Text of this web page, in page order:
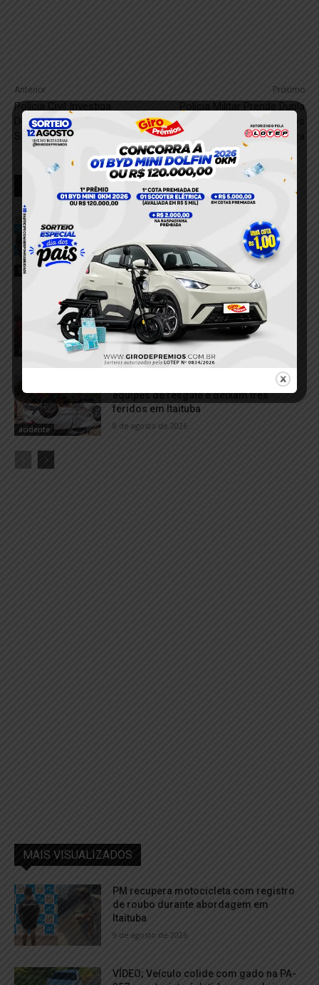
Anterior
Polícia Civil Investiga
Denúncia de Estupro em
Santarém
Próximo
Polícia Militar Prende Dupla
Suspeita de Vários Assaltos
em Itaituba
RELACIONADOS
Itaituba
PM recupera motocicleta com registro
de roubo durante abordagem em
Itaituba
9 de agosto de 2026
Dupla é presa suspeita de envolvimento
com venda de drogas no bairro
Floresta, em Itaituba
9 de agosto de 2026
acidente
equipes de resgate e deixam três
feridos em Itaituba
8 de agosto de 2026
MAIS VISUALIZADOS
PM recupera motocicleta com registro
de roubo durante abordagem em
Itaituba
9 de agosto de 2026
VÍDEO; Veículo colide com gado na PA-